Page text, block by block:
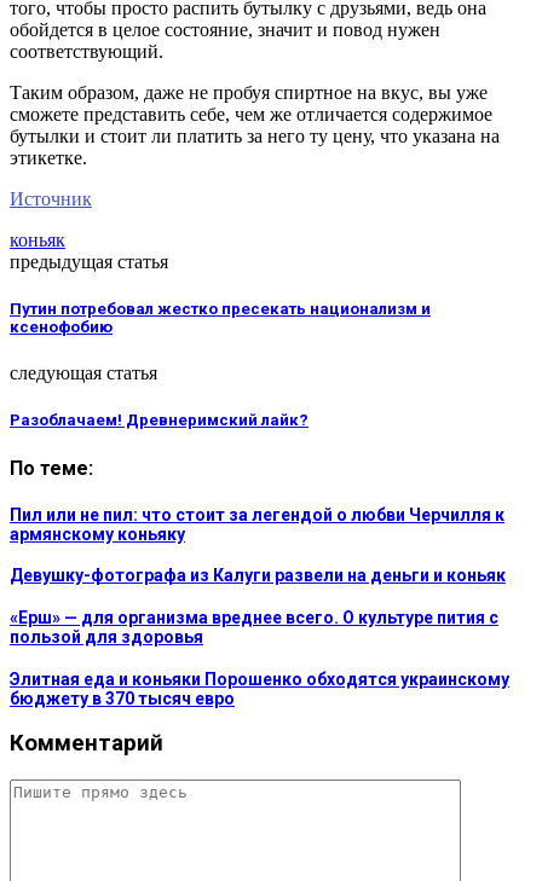
того, чтобы просто распить бутылку с друзьями, ведь она
обойдется в целое состояние, значит и повод нужен
соответствующий.
Таким образом, даже не пробуя спиртное на вкус, вы уже
сможете представить себе, чем же отличается содержимое
бутылки и стоит ли платить за него ту цену, что указана на
этикетке.
Источник
коньяк
предыдущая статья
Путин потребовал жестко пресекать национализм и
ксенофобию
следующая статья
Разоблачаем! Древнеримский лайк?
По теме:
Пил или не пил: что стоит за легендой о любви Черчилля к
армянскому коньяку
Девушку-фотографа из Калуги развели на деньги и коньяк
«Ерш» — для организма вреднее всего. О культуре пития с
пользой для здоровья
Элитная еда и коньяки Порошенко обходятся украинскому
бюджету в 370 тысяч евро
Комментарий